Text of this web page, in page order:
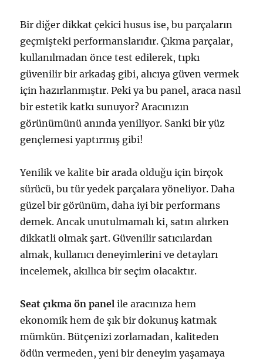
Bir diğer dikkat çekici husus ise, bu parçaların
geçmişteki performanslarıdır. Çıkma parçalar,
kullanılmadan önce test edilerek, tıpkı
güvenilir bir arkadaş gibi, alıcıya güven vermek
için hazırlanmıştır. Peki ya bu panel, araca nasıl
bir estetik katkı sunuyor? Aracınızın
görünümünü anında yeniliyor. Sanki bir yüz
gençlemesi yaptırmış gibi!
Yenilik ve kalite bir arada olduğu için birçok
sürücü, bu tür yedek parçalara yöneliyor. Daha
güzel bir görünüm, daha iyi bir performans
demek. Ancak unutulmamalı ki, satın alırken
dikkatli olmak şart. Güvenilir satıcılardan
almak, kullanıcı deneyimlerini ve detayları
incelemek, akıllıca bir seçim olacaktır.
Seat çıkma ön panel ile aracınıza hem
ekonomik hem de şık bir dokunuş katmak
mümkün. Bütçenizi zorlamadan, kaliteden
ödün vermeden, yeni bir deneyim yaşamaya